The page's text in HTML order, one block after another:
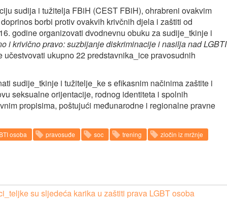
sudija i tužitelja FBiH (CEST FBiH), ohrabreni ovakvim
borbi protiv ovakvih krivčnih djela i zaštiti od
godine organizovati dvodnevnu obuku za sudije_tkinje i
i krivično pravo: suzbijanje diskriminacije i nasilja nad LGBTI
učestvovati ukupno 22 predstavnika_ice pravosudnih
sudije_tkinje i tužitelje_ke s efikasnim načinima zaštite i
seksualne orijentacije, rodnog identiteta i spolnih
propisima, poštujući međunarodne i regionalne pravne
osoba pravosuđe soc trening zločin iz mržnje
su sljedeća karika u zaštiti prava LGBT osoba